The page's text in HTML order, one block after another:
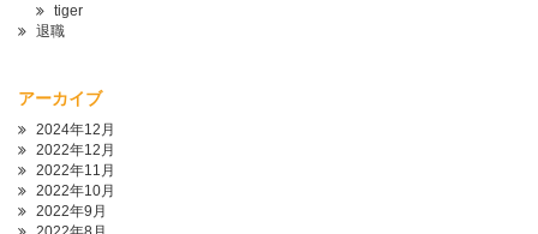
tiger
退職
アーカイブ
2024年12月
2022年12月
2022年11月
2022年10月
2022年9月